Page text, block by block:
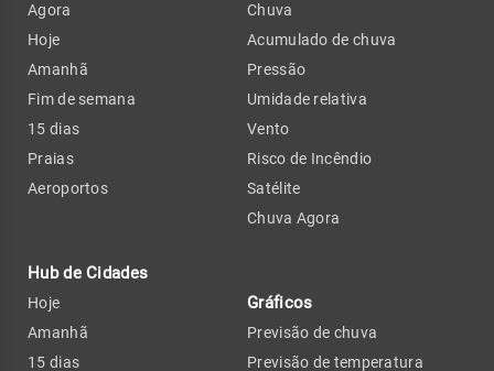
Agora
Hoje
Amanhã
Fim de semana
15 dias
Praias
Aeroportos
Hub de Cidades
Hoje
Amanhã
15 dias
Chuva
Acumulado de chuva
Pressão
Umidade relativa
Vento
Risco de Incêndio
Satélite
Chuva Agora
Gráficos
Previsão de chuva
Previsão de temperatura